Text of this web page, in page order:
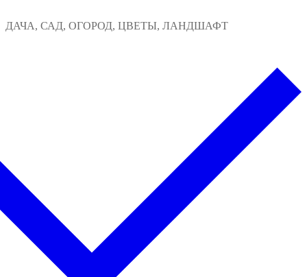
к
ДАЧА, САД, ОГОРОД, ЦВЕТЫ, ЛАНДШАФТ